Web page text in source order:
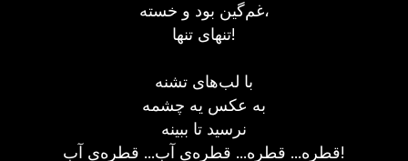
غم‌گين بود و خسته،
تنهای تنها!
با لب‌های تشنه
به عکس یه چشمه
نرسيد تا ببينه
قطره... قطره... قطره‌ی آب... قطره‌ی آب!